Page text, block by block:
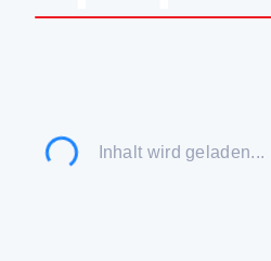
Inhalt wird geladen...